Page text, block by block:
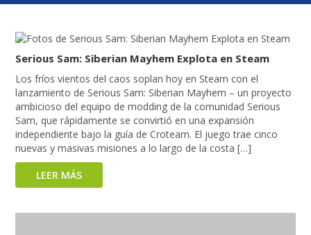
Serious Sam: Siberian Mayhem Explota en Steam
Los fríos vientos del caos soplan hoy en Steam con el
lanzamiento de Serious Sam: Siberian Mayhem – un proyecto
ambicioso del equipo de modding de la comunidad Serious
Sam, que rápidamente se convirtió en una expansión
independiente bajo la guía de Croteam. El juego trae cinco
nuevas y masivas misiones a lo largo de la costa […]
LEER MÁS